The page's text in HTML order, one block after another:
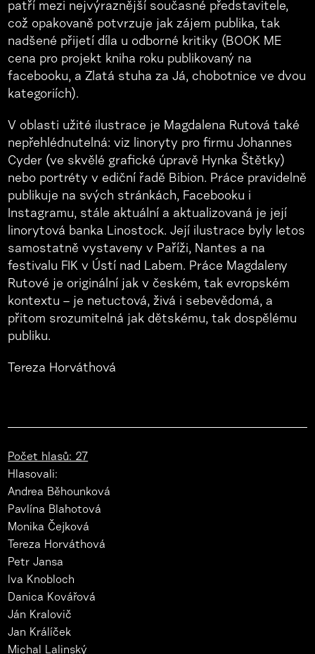
patří mezi nejvýraznější současné představitele,
což opakovaně potvrzuje jak zájem publika, tak
nadšené přijetí díla u odborné kritiky (BOOK ME
cena pro projekt kniha roku publikovaný na
facebooku, a Zlatá stuha za Já, chobotnice ve dvou
kategoriích).
V oblasti užité ilustrace je Magdalena Rutová také
nepřehlédnutelná: viz linoryty pro firmu Johannes
Cyder (ve skvělé grafické úpravě Hynka Štětky)
nebo portréty v ediční řadě Bibion. Práce pravidelně
publikuje na svých stránkách, Facebooku i
Instagramu, stále aktuální a aktualizovaná je její
linorytová banka Linostock. Její ilustrace byly letos
samostatně vystaveny v Paříži, Nantes a na
festivalu FIK v Ústí nad Labem. Práce Magdaleny
Rutové je originální jak v českém, tak evropském
kontextu – je netuctová, živá i sebevědomá, a
přitom srozumitelná jak dětskému, tak dospělému
publiku.
Tereza Horváthová
Počet hlasů: 27
Hlasovali:
Andrea Běhounková
Pavlína Blahotová
Monika Čejková
Tereza Horváthová
Petr Jansa
Iva Knobloch
Danica Kovářová
Ján Kralovič
Jan Králíček
Michal Lalinský